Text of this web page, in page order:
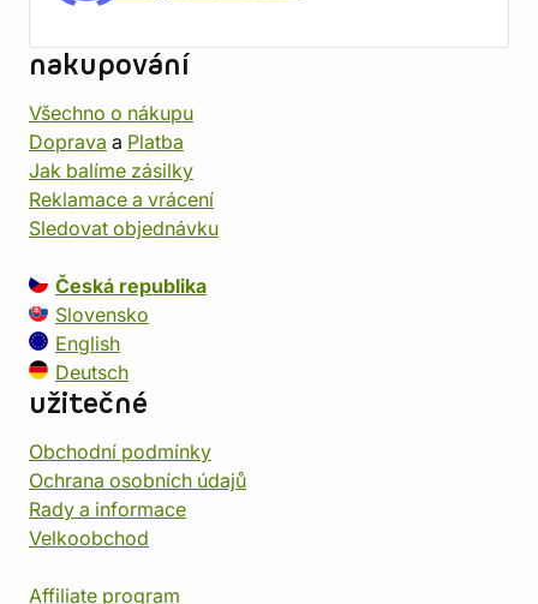
nakupování
Všechno o nákupu
Doprava a Platba
Jak balíme zásilky
Reklamace a vrácení
Sledovat objednávku
Česká republika
Slovensko
English
Deutsch
užitečné
Obchodní podmínky
Ochrana osobních údajů
Rady a informace
Velkoobchod
Affiliate program